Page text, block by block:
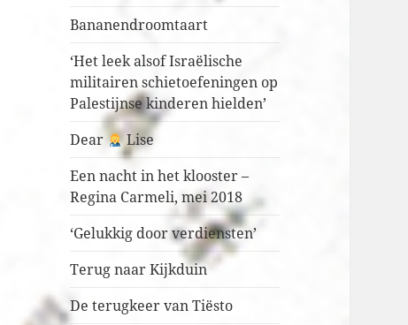
Bananendroomtaart
‘Het leek alsof Israëlische
militairen schietoefeningen op
Palestijnse kinderen hielden’
Dear
Lise
Een nacht in het klooster –
Regina Carmeli, mei 2018
‘Gelukkig door verdiensten’
Terug naar Kijkduin
De terugkeer van Tiësto